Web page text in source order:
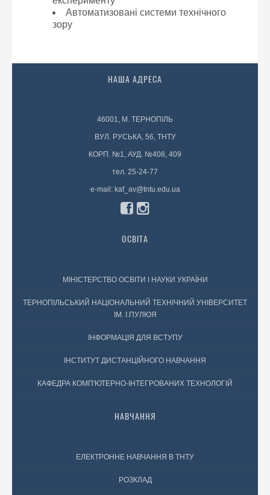
Автоматизовані системи технічного
зору
НАША АДРЕСА
46001, М. ТЕРНОПІЛЬ
ВУЛ. РУСЬКА, 56, ТНТУ
КОРП. №1, АУД. №408, 409
тел. 25-24-77
e-mail: kaf_av@tntu.edu.ua
ОСВІТА
МІНІСТЕРСТВО ОСВІТИ І НАУКИ УКРАЇНИ
ТЕРНОПІЛЬСЬКИЙ НАЦІОНАЛЬНИЙ ТЕХНІЧНИЙ УНІВЕРСИТЕТ
ІМ. І.ПУЛЮЯ
ІНФОРМАЦІЯ ДЛЯ ВСТУПУ
ІНСТИТУТ ДИСТАНЦІЙНОГО НАВЧАННЯ
КАФЕДРА КОМП'ЮТЕРНО-ІНТЕГРОВАНИХ ТЕХНОЛОГІЙ
НАВЧАННЯ
ЕЛЕКТРОННЕ НАВЧАННЯ В ТНТУ
РОЗКЛАД